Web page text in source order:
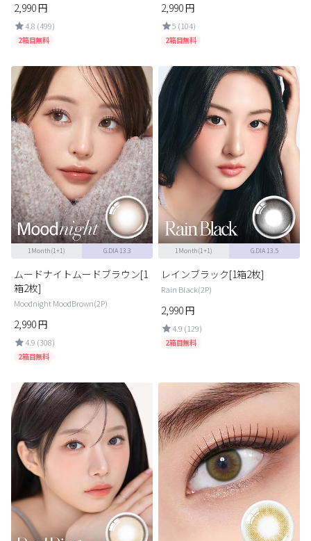
INSTAGRAM LINE
2,990円
4.8 (499)
2箱目無料
2,990円
5 (104)
2箱目無料
1Month(1+1) G.DIA 13.3
ムードナイトムードブラウン[1
箱2枚]
Moodnight MoodBrown(2P)
2,990円
4.9 (308)
2箱目無料
1Month(1+1) G.DIA 13.5
レインブラック[1箱2枚]
Rain Black(2P)
2,990円
4.9 (129)
2箱目無料